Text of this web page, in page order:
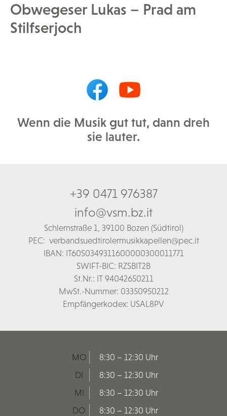
Obwegeser Lukas – Prad am
Stilfserjoch
Wenn die Musik gut tut, dann dreh
sie lauter.
+39 0471 976387
info@vsm.bz.it
Schlernstraße 1, 39100 Bozen (Südtirol)
PEC: verbandsuedtirolermusikkapellen@pec.it
IBAN: IT60S0349311600000300011771
SWIFT-BIC: RZSBIT2B
St.Nr.: IT 94042650211
MwSt.-Nummer: 03350950212
Empfängerkodex: USAL8PV
MO
8:30 – 12:30 Uhr
DI
8:30 – 12:30 Uhr
MI
8:30 – 12:30 Uhr
DO
8:30 – 12:30 Uhr